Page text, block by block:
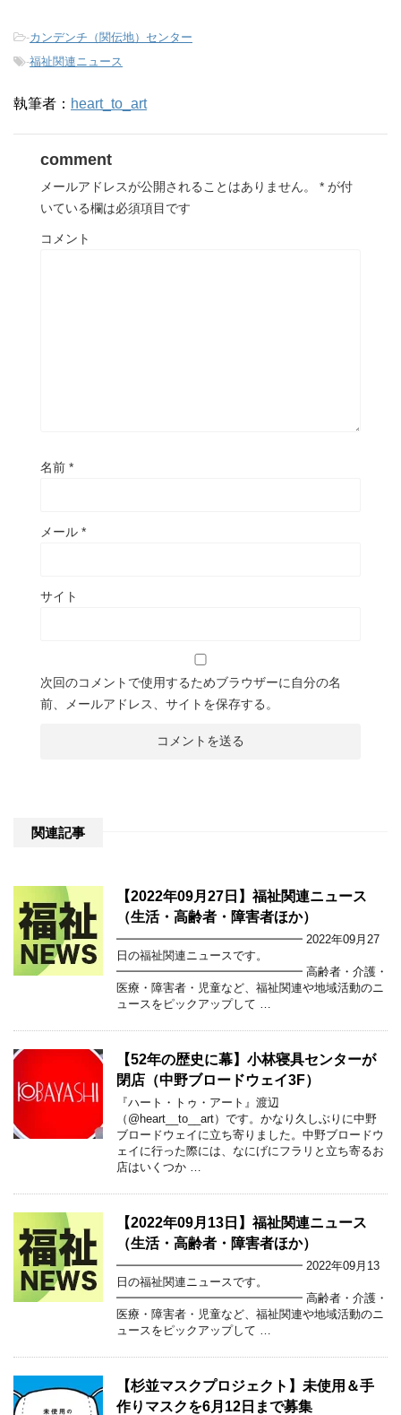
-カンデンチ（関伝地）センター
-福祉関連ニュース
執筆者： heart_to_art
comment
メールアドレスが公開されることはありません。 * が付
いている欄は必須項目です
コメント
名前 *
メール *
サイト
次回のコメントで使用するためブラウザーに自分の名
前、メールアドレス、サイトを保存する。
関連記事
【2022年09月27日】福祉関連ニュース
（生活・高齢者・障害者ほか）
━━━━━━━━━━━━━━━━ 2022年09月27
日の福祉関連ニュースです。
━━━━━━━━━━━━━━━━ 高齢者・介護・
医療・障害者・児童など、福祉関連や地域活動のニ
ュースをピックアップして …
【52年の歴史に幕】小林寝具センターが
閉店（中野ブロードウェイ3F）
『ハート・トゥ・アート』渡辺
（@heart__to__art）です。かなり久しぶりに中野
ブロードウェイに立ち寄りました。中野ブロードウ
ェイに行った際には、なにげにフラリと立ち寄るお
店はいくつか …
【2022年09月13日】福祉関連ニュース
（生活・高齢者・障害者ほか）
━━━━━━━━━━━━━━━━ 2022年09月13
日の福祉関連ニュースです。
━━━━━━━━━━━━━━━━ 高齢者・介護・
医療・障害者・児童など、福祉関連や地域活動のニ
ュースをピックアップして …
【杉並マスクプロジェクト】未使用＆手
作りマスクを6月12日まで募集